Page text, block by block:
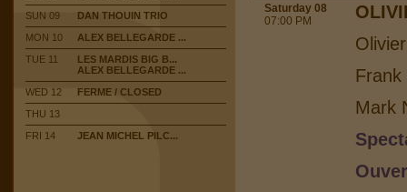
SUN 09
DAN THOUIN TRIO
MON 10
ALEX BELLEGARDE ...
TUE 11
LES MARDIS BIG B...
ALEX BELLEGARDE ...
WED 12
FERME / CLOSED
THU 13
FRI 14
JEAN MICHEL PILC...
Saturday 08
07:00 PM
Frank
Mark